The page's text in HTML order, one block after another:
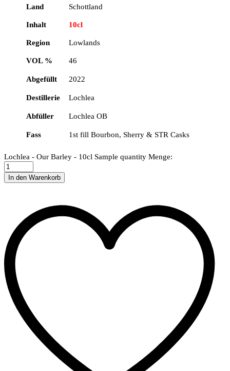
Land Schottland
Inhalt 10cl
Region Lowlands
VOL % 46
Abgefüllt 2022
Destillerie Lochlea
Abfüller Lochlea OB
Fass 1st fill Bourbon, Sherry & STR Casks
Lochlea - Our Barley - 10cl Sample quantity Menge:
In den Warenkorb